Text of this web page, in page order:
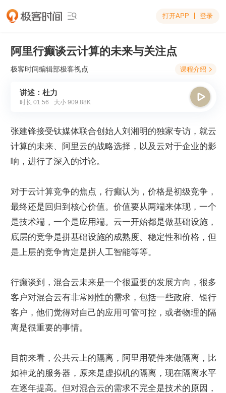
 打开APP 登录
阿里行癫谈云计算的未来与关注点
极客时间编辑部极客视点 课程介绍 
讲述：杜力
时长 01:56 大小 909.88K

张建锋接受钛媒体联合创始人刘湘明的独家专访，就云
计算的未来、阿里云的战略选择，以及云对于企业的影
响，进行了深入的讨论。
对于云计算竞争的焦点，行癫认为，价格是初级竞争，
最终还是回归到核心价值。价值要从两端来体现，一个
是技术端，一个是应用端。云一开始都是做基础设施，
底层的竞争是拼基础设施的成熟度、稳定性和价格，但
是上层的竞争肯定是拼人工智能等等。
行癫谈到，混合云未来是一个很重要的发展方向，很多
客户对混合云有非常刚性的需求，包括一些政府、银行
客户，他们觉得对自己的应用可管可控，或者物理的隔
离是很重要的事情。
目前来看，公共云上的隔离，阿里用硬件来做隔离，比
如神龙的服务器，原来是虚拟机的隔离，现在隔离水平
在逐年提高。但对混合云的需求不完全是技术的原因，